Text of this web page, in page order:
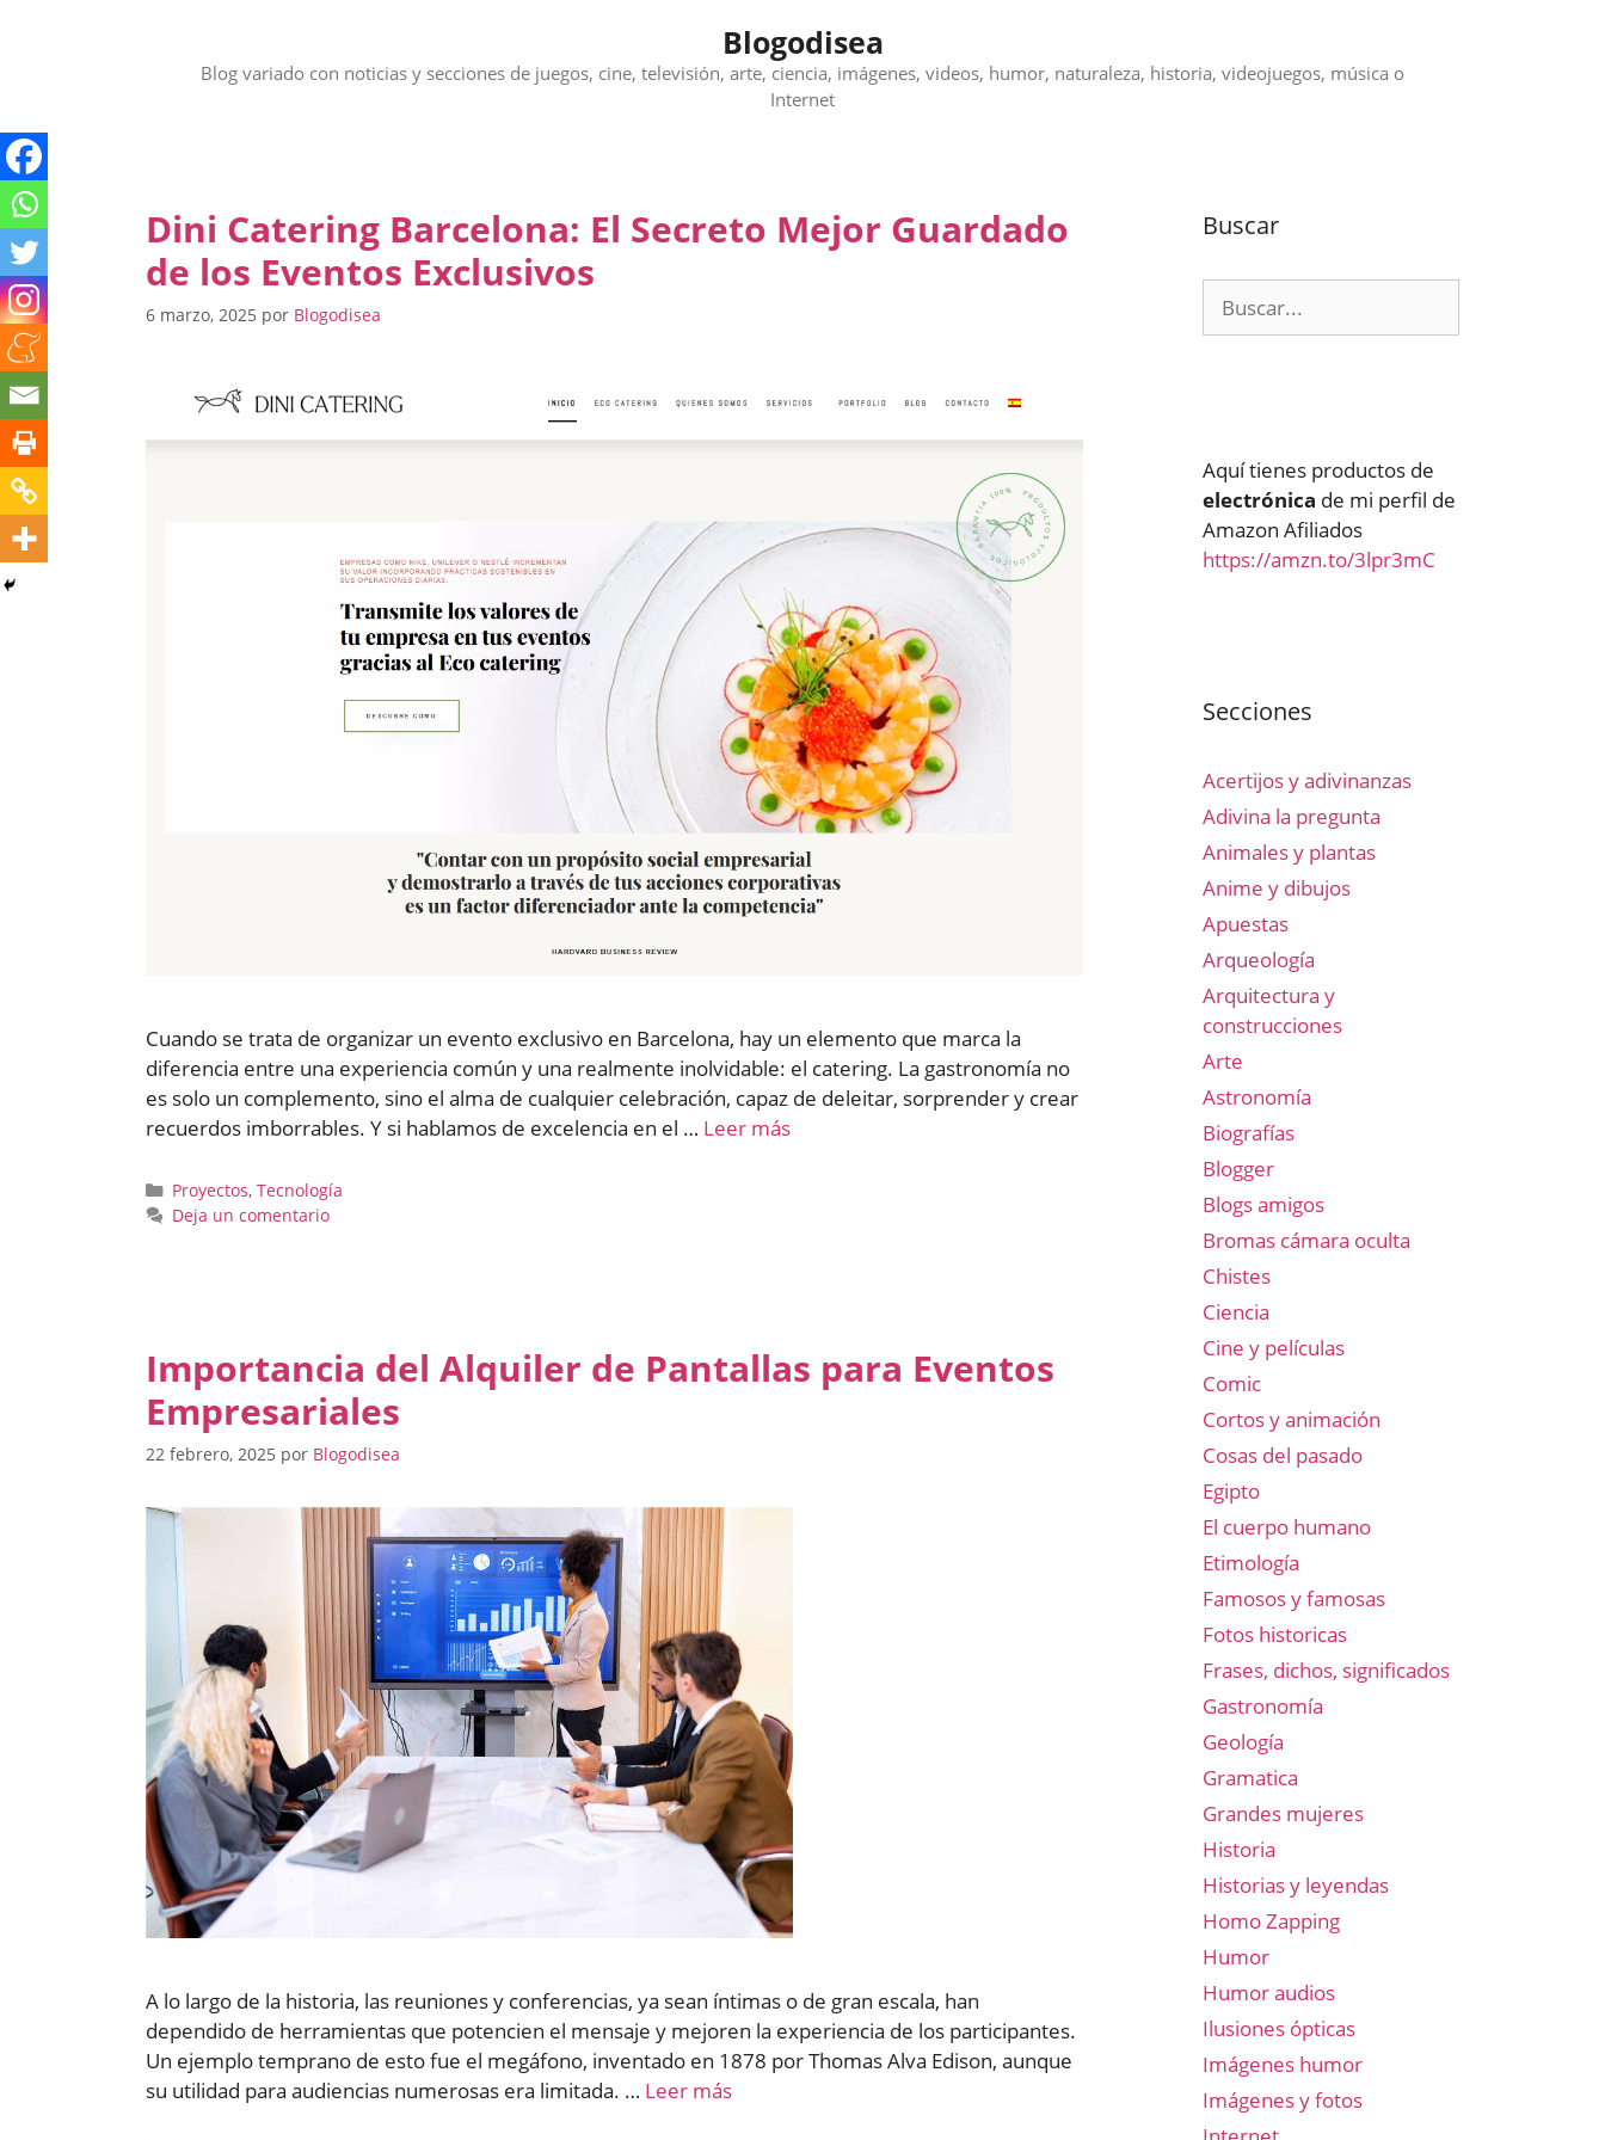
Blogodisea
Blog variado con noticias y secciones de juegos, cine, televisión, arte, ciencia, imágenes, videos, humor, naturaleza, historia, videojuegos, música o
Internet
Dini Catering Barcelona: El Secreto Mejor Guardado
de los Eventos Exclusivos
6 marzo, 2025 por Blogodisea
Cuando se trata de organizar un evento exclusivo en Barcelona, hay un elemento que marca la
diferencia entre una experiencia común y una realmente inolvidable: el catering. La gastronomía no
es solo un complemento, sino el alma de cualquier celebración, capaz de deleitar, sorprender y crear
recuerdos imborrables. Y si hablamos de excelencia en el … Leer más
Categorías
Proyectos, Tecnología
Deja un comentario
Importancia del Alquiler de Pantallas para Eventos
Empresariales
22 febrero, 2025 por Blogodisea
A lo largo de la historia, las reuniones y conferencias, ya sean íntimas o de gran escala, han
dependido de herramientas que potencien el mensaje y mejoren la experiencia de los participantes.
Un ejemplo temprano de esto fue el megáfono, inventado en 1878 por Thomas Alva Edison, aunque
su utilidad para audiencias numerosas era limitada. … Leer más
Buscar
Aquí tienes productos de
electrónica de mi perfil de
Amazon Afiliados
https://amzn.to/3lpr3mC
Secciones
Acertijos y adivinanzas
Adivina la pregunta
Animales y plantas
Anime y dibujos
Apuestas
Arqueología
Arquitectura y
construcciones
Arte
Astronomía
Biografías
Blogger
Blogs amigos
Bromas cámara oculta
Chistes
Ciencia
Cine y películas
Comic
Cortos y animación
Cosas del pasado
Egipto
El cuerpo humano
Etimología
Famosos y famosas
Fotos historicas
Frases, dichos, significados
Gastronomía
Geología
Gramatica
Grandes mujeres
Historia
Historias y leyendas
Homo Zapping
Humor
Humor audios
Ilusiones ópticas
Imágenes humor
Imágenes y fotos